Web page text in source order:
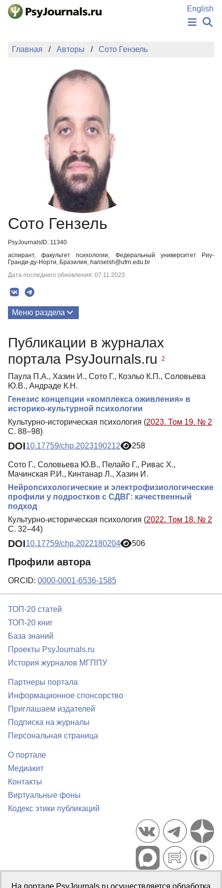
Перейти к основному содержанию
English
НОВОСТИ
ПОДАТЬ РУКОПИСЬ
БАЗА ЗНАНИЙ
КЛЮЧЕВЫЕ СЛОВА
Главная Авторы Сото Гензель
Сото Гензель
PsyJournalsID: 11340
аспирант, факультет психологии, Федеральный университет Риу-
Гранди-ду-Норти, Бразилия, hanselsh@ufrn.edu.br
Дата последнего обновления: 07.11.2023
Меню раздела
Публикации в журналах
портала PsyJournals.ru
2
Паула П.А., Хазин И., Сото Г., Коэльо К.П., Соловьева
Ю.В., Андраде К.Н.
Генезис концепции «комплекса оживления» в
историко-культурной психологии
Культурно-историческая психология (2023. Том 19. № 2
С. 88–98)
DOI10.17759/chp.2023190212 258
Сото Г., Соловьева Ю.В., Пелайо Г., Ривас Х.,
Мачинская Р.И., Кинтанар Л., Хазин И.
Нейропсихологические и электрофизиологические
профили у подростков с СДВГ: качественный
подход
Культурно-историческая психология (2022. Том 18. № 2
С. 32–44)
DOI10.17759/chp.2022180204 506
Профили автора
ORCID: 0000-0001-6536-1585
ТОП-20 статей
ТОП-20 книг
База знаний
Проекты PsyJournals.ru
История журналов МГППУ
Партнеры портала
Информационное спонсорство
Приглашаем издателей
Подписка на журналы
Персональная страница
О портале
Медиакит
Контакты
Виртуальные фоны
Кодекс этики публикаций
Портал психологических изданий PsyJournals.ru, 2007–2026
На портале PsyJournals.ru осуществляется обработка